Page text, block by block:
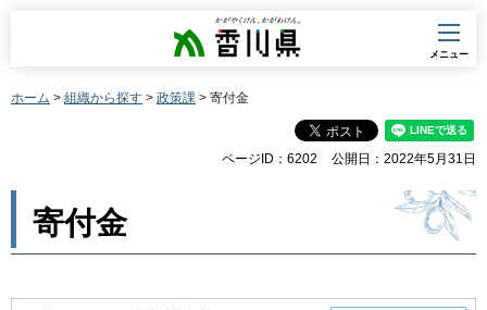
香川県
メニュー
ホーム > 組織から探す > 政策課 > 寄付金
ページID：6202 公開日：2022年5月31日
寄付金